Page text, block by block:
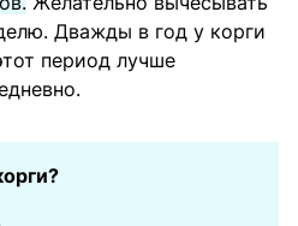
Дважды в год у корги
период лучше